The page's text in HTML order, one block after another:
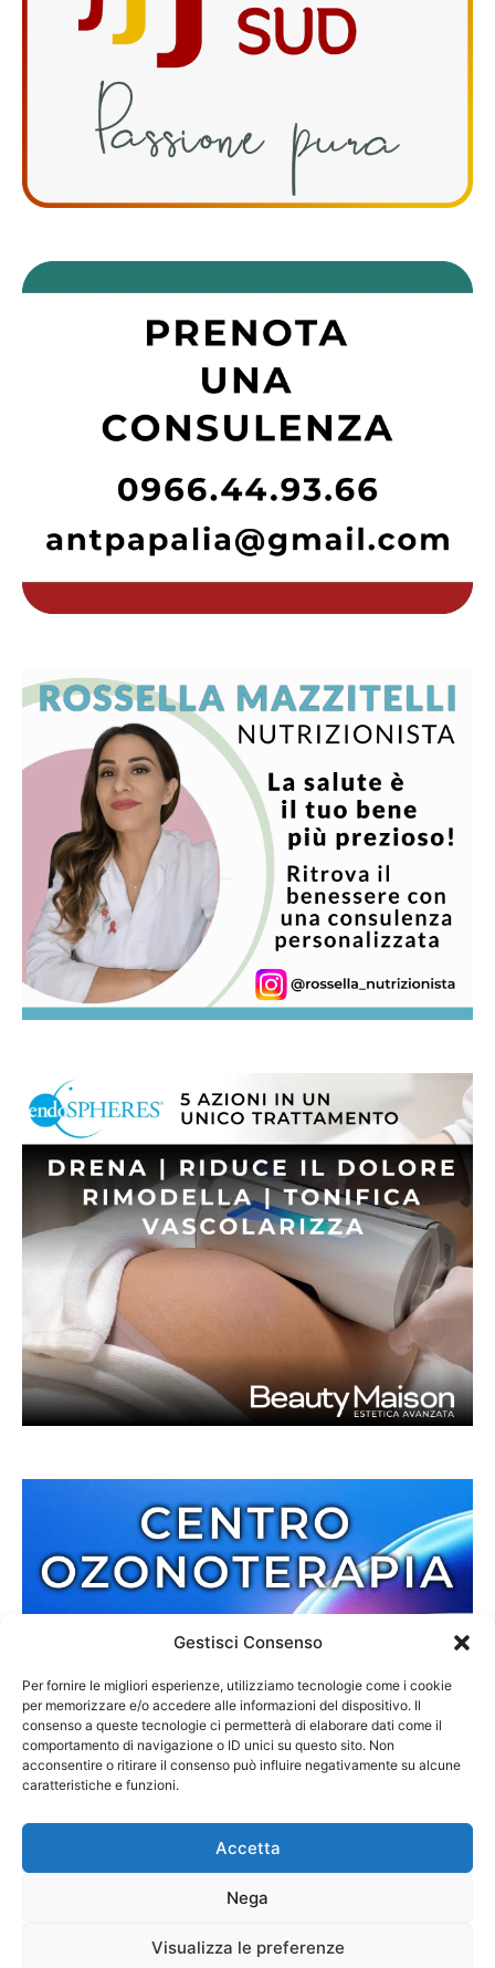
Gestisci Consenso
Per fornire le migliori esperienze, utilizziamo tecnologie come i cookie
per memorizzare e/o accedere alle informazioni del dispositivo. Il
consenso a queste tecnologie ci permetterà di elaborare dati come il
comportamento di navigazione o ID unici su questo sito. Non
acconsentire o ritirare il consenso può influire negativamente su alcune
caratteristiche e funzioni.
Accetta
Nega
Visualizza le preferenze
Contatti Cookie Policy Privacy Policy